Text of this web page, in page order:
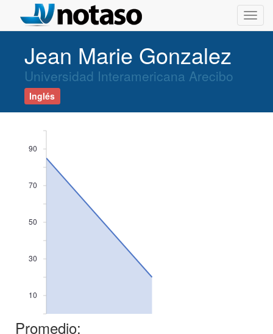
Jean Marie Gonzalez
Universidad Interamericana Arecibo
Inglés
10
30
50
70
90
Promedio: